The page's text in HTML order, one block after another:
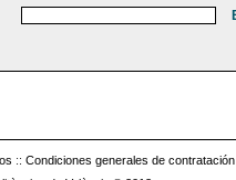
:: Condiciones generales de contratación